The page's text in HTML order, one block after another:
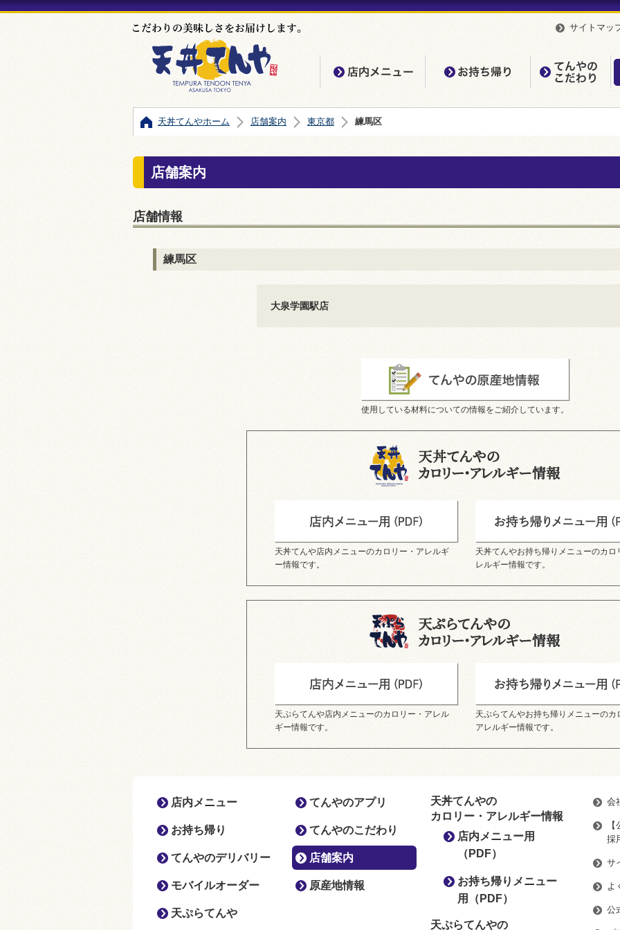
サイトマッ
お持ち帰り
天丼てんやホーム 店舗案内 東京都 練馬区
店舗案内
店舗情報
練馬区
大泉学園駅店
使用している材料についての情報をご紹介しています。
天丼てんや店内メニューのカロリー・アレルギ
ー情報です。
天丼てんやお持ち帰りメニューのカロ
レルギー情報です。
天ぷらてんや店内メニューのカロリー・アレル
ギー情報です。
天ぷらてんやお持ち帰りメニューのカ
アレルギー情報です。
店内メニュー
お持ち帰り
てんやのデリバリー
モバイルオーダー
天ぷらてんや
てんやのアプリ
てんやのこだわり
店舗案内
原産地情報
天丼てんやの
カロリー・アレルギー情報
店内メニュー用
（PDF）
お持ち帰りメニュー
用（PDF）
天ぷらてんやの
会
採
サ
よ
公